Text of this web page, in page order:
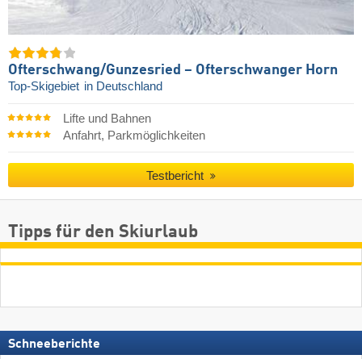
Ofterschwang/​Gunzesried – Ofterschwanger Horn
Top-Skigebiet in Deutschland
Lifte und Bahnen
Anfahrt, Parkmöglichkeiten
Testbericht
Tipps für den Skiurlaub
Schneeberichte